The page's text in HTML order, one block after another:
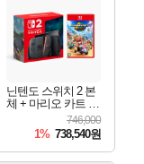
닌텐도 스위치 2 본
체 + 마리오 카트 월
746,000
1% 738,540원